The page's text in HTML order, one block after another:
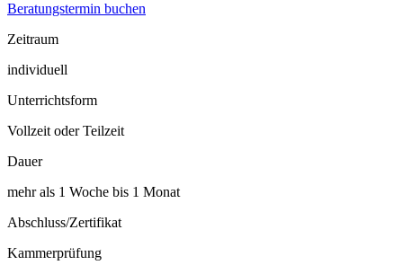
Beratungstermin buchen
Zeitraum
individuell
Unterrichtsform
Vollzeit oder Teilzeit
Dauer
mehr als 1 Woche bis 1 Monat
Abschluss/Zertifikat
Kammerprüfung